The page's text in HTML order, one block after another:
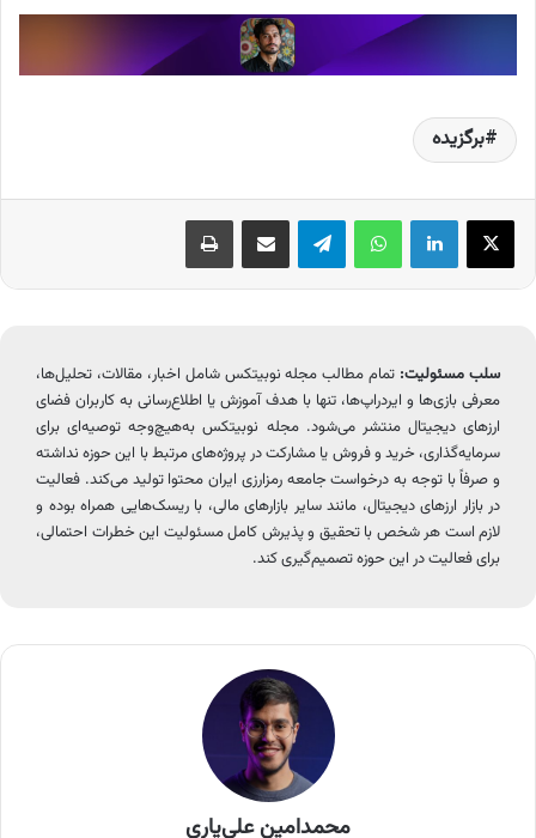
برگزیده
X لینکدین واتس آپ تلگرام اشتراک گذاری از طریق ایمیل چاپ
سلب مسئولیت: تمام مطالب مجله نوبیتکس شامل اخبار، مقالات، تحلیل‌ها،
معرفی بازی‌ها و ایردراپ‌ها، تنها با هدف آموزش یا اطلاع‌رسانی به کاربران فضای
ارزهای دیجیتال منتشر می‌شود. مجله نوبیتکس به‌هیچ‌وجه توصیه‌ای برای
سرمایه‌گذاری، خرید و فروش یا مشارکت در پروژه‌های مرتبط با این حوزه نداشته
و صرفاً با توجه به درخواست جامعه رمزارزی ایران محتوا تولید می‌کند. فعالیت
در بازار ارزهای دیجیتال، مانند سایر بازارهای مالی، با ریسک‌هایی همراه بوده و
لازم است هر شخص با تحقیق و پذیرش کامل مسئولیت این خطرات احتمالی،
برای فعالیت در این حوزه تصمیم‌گیری کند.
محمدامین علی‌یاری